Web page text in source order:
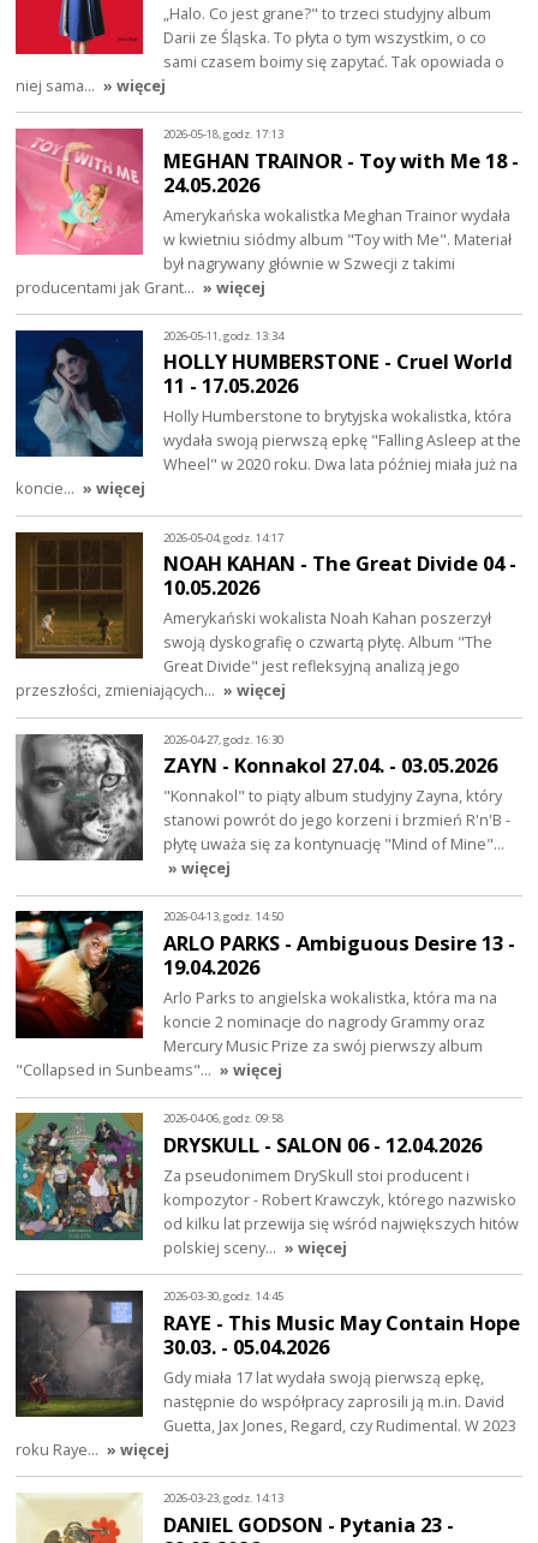
„Halo. Co jest grane?" to trzeci studyjny album
Darii ze Śląska. To płyta o tym wszystkim, o co
sami czasem boimy się zapytać. Tak opowiada o
niej sama… » więcej
2026-05-18, godz. 17:13
MEGHAN TRAINOR - Toy with Me 18 -
24.05.2026
Amerykańska wokalistka Meghan Trainor wydała
w kwietniu siódmy album "Toy with Me". Materiał
był nagrywany głównie w Szwecji z takimi
producentami jak Grant… » więcej
2026-05-11, godz. 13:34
HOLLY HUMBERSTONE - Cruel World
11 - 17.05.2026
Holly Humberstone to brytyjska wokalistka, która
wydała swoją pierwszą epkę "Falling Asleep at the
Wheel" w 2020 roku. Dwa lata później miała już na
koncie… » więcej
2026-05-04, godz. 14:17
NOAH KAHAN - The Great Divide 04 -
10.05.2026
Amerykański wokalista Noah Kahan poszerzył
swoją dyskografię o czwartą płytę. Album "The
Great Divide" jest refleksyjną analizą jego
przeszłości, zmieniających… » więcej
2026-04-27, godz. 16:30
ZAYN - Konnakol 27.04. - 03.05.2026
"Konnakol" to piąty album studyjny Zayna, który
stanowi powrót do jego korzeni i brzmień R'n'B -
płytę uważa się za kontynuację "Mind of Mine"…
» więcej
2026-04-13, godz. 14:50
ARLO PARKS - Ambiguous Desire 13 -
19.04.2026
Arlo Parks to angielska wokalistka, która ma na
koncie 2 nominacje do nagrody Grammy oraz
Mercury Music Prize za swój pierwszy album
"Collapsed in Sunbeams"… » więcej
2026-04-06, godz. 09:58
DRYSKULL - SALON 06 - 12.04.2026
Za pseudonimem DrySkull stoi producent i
kompozytor - Robert Krawczyk, którego nazwisko
od kilku lat przewija się wśród największych hitów
polskiej sceny… » więcej
2026-03-30, godz. 14:45
RAYE - This Music May Contain Hope
30.03. - 05.04.2026
Gdy miała 17 lat wydała swoją pierwszą epkę,
następnie do współpracy zaprosili ją m.in. David
Guetta, Jax Jones, Regard, czy Rudimental. W 2023
roku Raye… » więcej
2026-03-23, godz. 14:13
DANIEL GODSON - Pytania 23 -